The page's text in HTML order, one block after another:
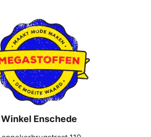
Winkel Enschede